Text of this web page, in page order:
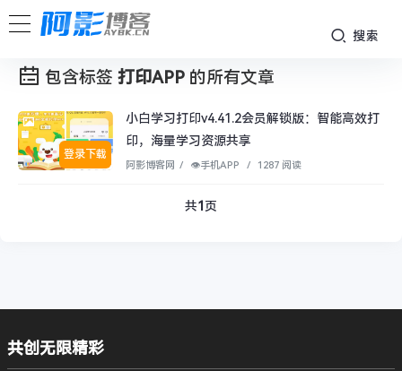
搜索
包含标签 打印APP 的所有文章
登录下载
小白学习打印v4.41.2会员解锁版：智能高效打
印，海量学习资源共享
阿影博客网 / 👁︎手机APP / 1287 阅读
共1 页
共创无限精彩